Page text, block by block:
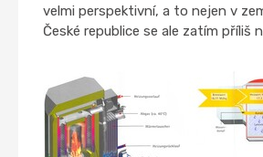
velmi perspektivní, a to nejen v
České republice se ale zatím příliš